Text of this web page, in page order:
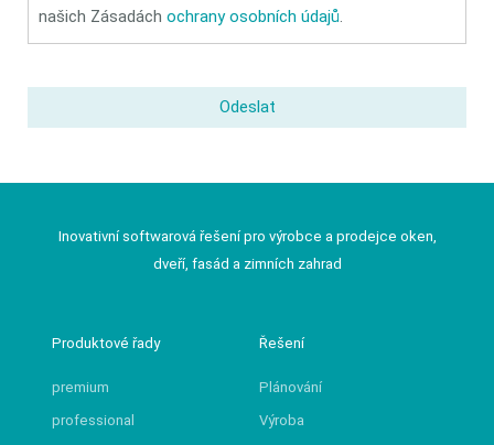
našich Zásadáchochrany osobních údajů.
Odeslat
Inovativní softwarová řešení pro výrobce a prodejce oken,
dveří, fasád a zimních zahrad
Produktové řady
premium
professional
Řešení
Plánování
Výroba